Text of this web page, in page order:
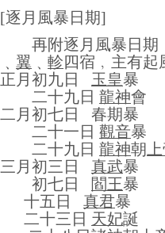
[逐月風暴日期]
再附逐月風暴日期
翼 軫 四宿﹐主有起
正月初九日
玉皇暴
二十九日 龍神會
二月初七日
春期暴
二十一日 觀音暴
二十九日 龍神朝
三月初三日
真武暴
初七日
閻王暴
十五日
真君暴
二十三日 天妃誕